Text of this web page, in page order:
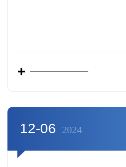
12-06 2024